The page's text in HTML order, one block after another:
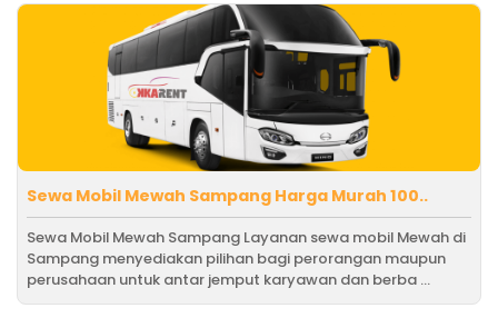
Sewa Mobil Mewah Sampang Harga Murah 100..
Sewa Mobil Mewah Sampang Layanan sewa mobil Mewah di
Sampang menyediakan pilihan bagi perorangan maupun
perusahaan untuk antar jemput karyawan dan berba ...